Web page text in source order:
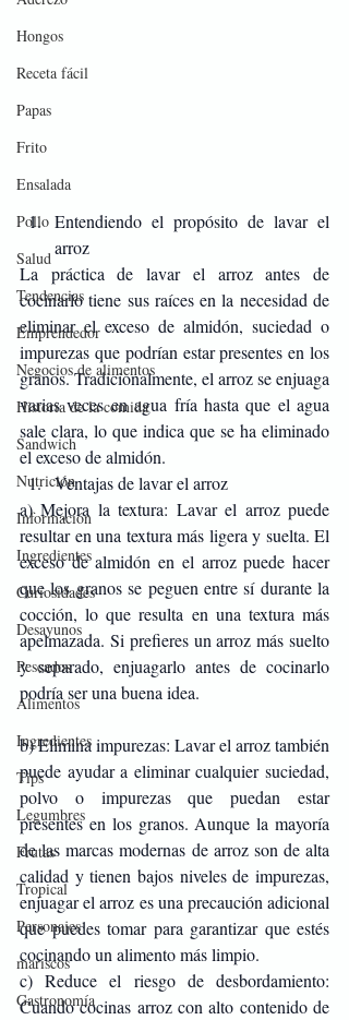
Hongos
Receta fácil
Papas
Frito
Ensalada
Pollo
Salud
Tendencias
Emprendedor
Negocios de alimentos
Historia de la comida
Sandwich
Nutrición
Información
Ingredientes
Curiosidades
Desayunos
Pescados
Alimentos
Ingredientes
Tips
Legumbres
Frutas
Tropical
Personajes
mariscos
Gastronomía
Entendiendo el propósito de lavar el
arroz
La práctica de lavar el arroz antes de
cocinarlo tiene sus raíces en la necesidad de
eliminar el exceso de almidón, suciedad o
impurezas que podrían estar presentes en los
granos. Tradicionalmente, el arroz se enjuaga
varias veces en agua fría hasta que el agua
sale clara, lo que indica que se ha eliminado
el exceso de almidón.
Ventajas de lavar el arroz
a) Mejora la textura: Lavar el arroz puede
resultar en una textura más ligera y suelta. El
exceso de almidón en el arroz puede hacer
que los granos se peguen entre sí durante la
cocción, lo que resulta en una textura más
apelmazada. Si prefieres un arroz más suelto
y separado, enjuagarlo antes de cocinarlo
podría ser una buena idea.
b) Elimina impurezas: Lavar el arroz también
puede ayudar a eliminar cualquier suciedad,
polvo o impurezas que puedan estar
presentes en los granos. Aunque la mayoría
de las marcas modernas de arroz son de alta
calidad y tienen bajos niveles de impurezas,
enjuagar el arroz es una precaución adicional
que puedes tomar para garantizar que estés
cocinando un alimento más limpio.
c) Reduce el riesgo de desbordamiento:
Cuando cocinas arroz con alto contenido de